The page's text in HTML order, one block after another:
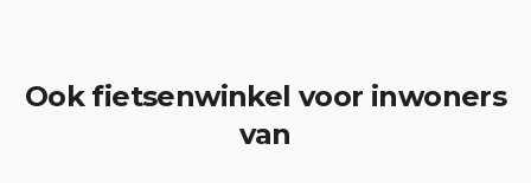
Ook fietsenwinkel voor inwoners
van